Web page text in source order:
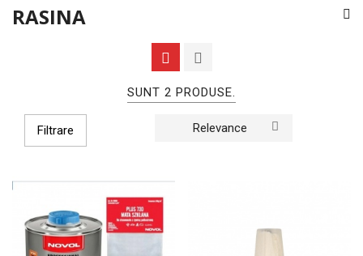
RASINA
SUNT 2 PRODUSE.
Filtrare Relevance